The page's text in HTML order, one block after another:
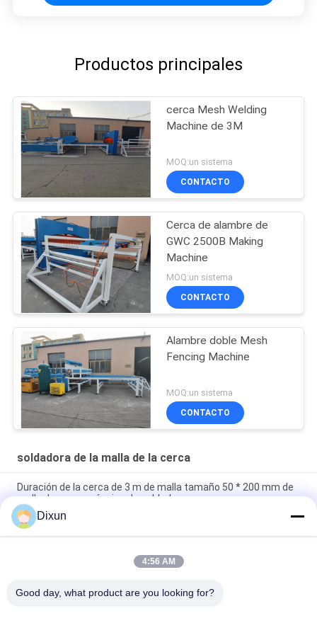
Productos principales
cerca Mesh Welding
Machine de 3M
MOQ:un sistema
CONTACTO
Cerca de alambre de
GWC 2500B Making
Machine
MOQ:un sistema
CONTACTO
Alambre doble Mesh
Fencing Machine
MOQ:un sistema
CONTACTO
soldadora de la malla de la cerca
Duración de la cerca de 3 m de malla tamaño 50 * 200 mm de
malla de cerca máquina de soldadura
Tamaño de malla 50 * 50mm de alambre galvanizado 3 mm de
cerca de malla máquina de soldadura
Capacidad de flexión en línea 60 pcs / hora tamaño de malla
Dixun
4:56 AM
Good day, what product are you looking for?